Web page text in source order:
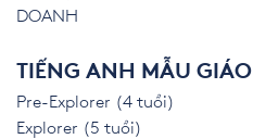
DOANH
TIẾNG ANH MẪU GIÁO
Pre-Explorer (4 tuổi)
Explorer (5 tuổi)